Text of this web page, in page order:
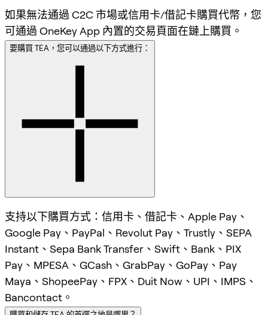
如果無法通過 C2C 市場或信用卡/借記卡購買代幣，您
可通過 OneKey App 內置的交易頁面在鏈上購買。
要購買 TEA，您可以通過以下方式進行：
支持以下購買方式：信用卡、借記卡、Apple Pay、
Google Pay、PayPal、Revolut Pay、Trustly、SEPA
Instant、Sepa Bank Transfer、Swift、Bank、PIX
Pay、MPESA、GCash、GrabPay、GoPay、Pay
Maya、ShopeePay、FPX、Duit Now、UPI、IMPS、
Bancontact。